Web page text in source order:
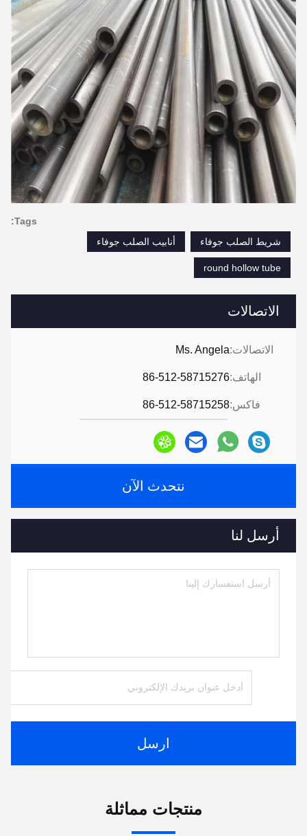
الاتصالات
الاتصالات:Ms. Angela
الهاتف:86-512-58715276
فاكس:86-512-58715258
نتحدث الآن
أرسل لنا
ارسل
Tags:
شريط الصلب جوفاء
أنابيب الصلب جوفاء
round hollow tube
منتجات مماثلة